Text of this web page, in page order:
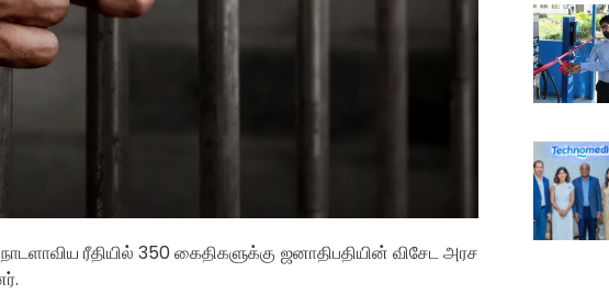
ரீதியில் 350 கைதிகளுக்கு ஜனாதிபதியின் விசேட அரச